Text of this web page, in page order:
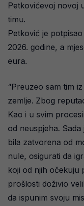
Petkovićevoj novoj
timu.
Petković je
2026. godine, a
eura.
“Preuzeo sam tim
zemlje. Zbog
Kao i u svim
od neuspjeha.
bila zatvorena od
nule, osigurati da
koji od njih očekuju
prošlosti doživio
da ispunim svoju